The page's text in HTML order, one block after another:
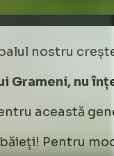
nostru
Grameni, nu
această
Pentru